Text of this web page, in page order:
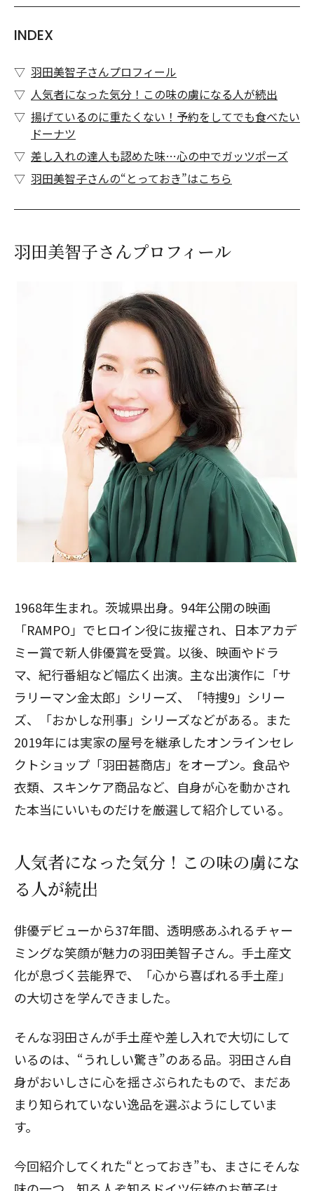
INDEX
羽田美智子さんプロフィール
人気者になった気分！この味の虜になる人が続出
揚げているのに重たくない！予約をしてでも食べたい
ドーナツ
差し入れの達人も認めた味…心の中でガッツポーズ
羽田美智子さんの“とっておき”はこちら
羽田美智子さんプロフィール
1968年生まれ。茨城県出身。94年公開の映画
「RAMPO」でヒロイン役に抜擢され、日本アカデ
ミー賞で新人俳優賞を受賞。以後、映画やドラ
マ、紀行番組など幅広く出演。主な出演作に「サ
ラリーマン金太郎」シリーズ、「特捜9」シリー
ズ、「おかしな刑事」シリーズなどがある。また
2019年には実家の屋号を継承したオンラインセレ
クトショップ「羽田甚商店」をオープン。食品や
衣類、スキンケア商品など、自身が心を動かされ
た本当にいいものだけを厳選して紹介している。
人気者になった気分！この味の虜にな
る人が続出
俳優デビューから37年間、透明感あふれるチャー
ミングな笑顔が魅力の羽田美智子さん。手土産文
化が息づく芸能界で、「心から喜ばれる手土産」
の大切さを学んできました。
そんな羽田さんが手土産や差し入れで大切にして
いるのは、“うれしい驚き”のある品。羽田さん自
身がおいしさに心を揺さぶられたもので、まだあ
まり知られていない逸品を選ぶようにしていま
す。
今回紹介してくれた“とっておき”も、まさにそんな